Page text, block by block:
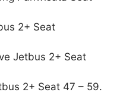
2+ Seat
Jetbus 2+ Seat
2+ Seat 47 – 59.